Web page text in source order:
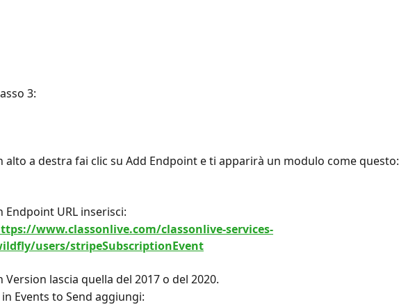
3:
alto a destra fai clic su Add Endpoint e ti apparirà un modulo come questo:
Endpoint URL inserisci:
www.classonlive.com/classonlive-services-
users/stripeSubscriptionEvent
Version lascia quella del 2017 o del 2020.
in Events to Send aggiungi: